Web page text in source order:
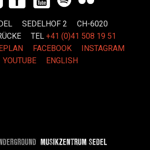
SEDELHOF 2 CH-6020
TEL+41 (0)41 508 19 51
FACEBOOK
INSTAGRAM
YOUTUBE
ENGLISH